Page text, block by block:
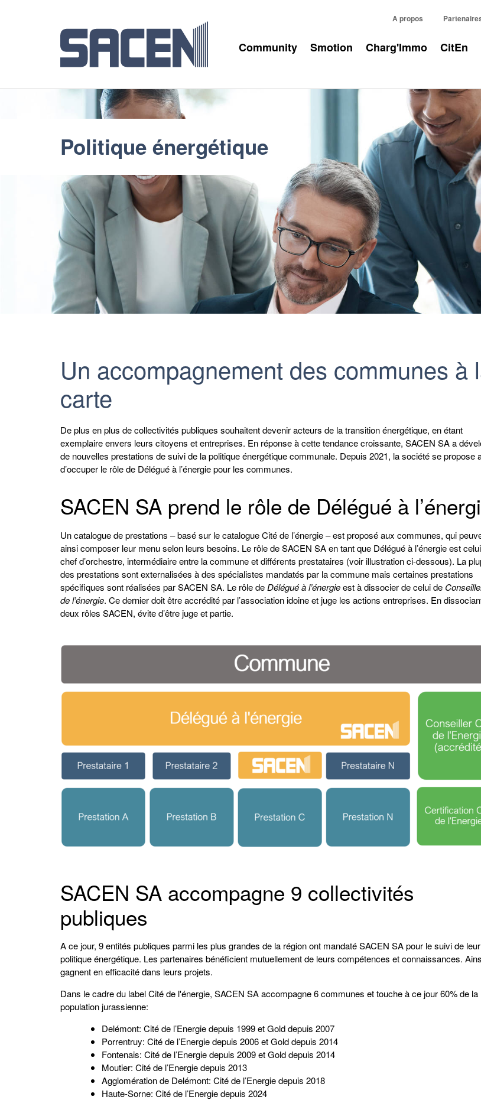
A propos
Community Smotion Charg'Immo CitEn
Politique énergétique
Un accompagnement des communes à
carte
De plus en plus de collectivités publiques souhaitent devenir acteurs de la transition énergétique, en étant
exemplaire envers leurs citoyens et entreprises. En réponse à cette tendance croissante, SACEN SA a
de nouvelles prestations de suivi de la politique énergétique communale. Depuis 2021, la société se propose
d’occuper le rôle de Délégué à l’énergie pour les communes.
SACEN SA prend le rôle de Délégué à
Un catalogue de prestations – basé sur le catalogue Cité de l’énergie – est proposé aux communes, qui
ainsi composer leur menu selon leurs besoins. Le rôle de SACEN SA en tant que Délégué à l’énergie est
chef d’orchestre, intermédiaire entre la commune et différents prestataires (voir illustration ci-dessous). La
des prestations sont externalisées à des spécialistes mandatés par la commune mais certaines prestations
spécifiques sont réalisées par SACEN SA. Le rôle deDélégué à l’énergieest à dissocier de celui de
de l’énergie. Ce dernier doit être accrédité par l’association idoine et juge les actions entreprises. En
deux rôles SACEN, évite d’être juge et partie.
SACEN SA accompagne 9 collectivités
publiques
A ce jour, 9 entités publiques parmi les plus grandes de la région ont mandaté SACEN SA pour le suivi de leur
politique énergétique. Les partenaires bénéficient mutuellement de leurs compétences et connaissances.
gagnent en efficacité dans leurs projets.
Dans le cadre du label Cité de l'énergie, SACEN SA accompagne 6 communes et touche à ce jour 60% de la
population jurassienne:
Delémont: Cité de l’Energie depuis 1999 et Gold depuis 2007
Porrentruy: Cité de l’Energie depuis 2006 et Gold depuis 2014
Fontenais: Cité de l’Energie depuis 2009 et Gold depuis 2014
Moutier: Cité de l’Energie depuis 2013
Agglomération de Delémont: Cité de l’Energie depuis 2018
Haute-Sorne: Cité de l’Energie depuis 2024